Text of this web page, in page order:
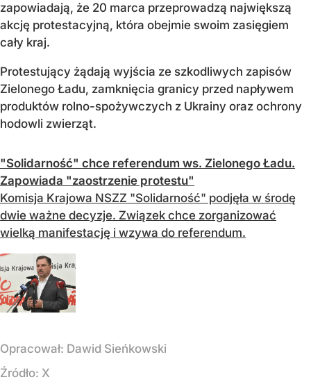
zapowiadają, że 20 marca przeprowadzą największą
akcję protestacyjną, która obejmie swoim zasięgiem
cały kraj.
Protestujący żądają wyjścia ze szkodliwych zapisów
Zielonego Ładu, zamknięcia granicy przed napływem
produktów rolno-spożywczych z Ukrainy oraz ochrony
hodowli zwierząt.
"Solidarność" chce referendum ws. Zielonego Ładu.
Zapowiada "zaostrzenie protestu"
Komisja Krajowa NSZZ "Solidarność" podjęła w środę
dwie ważne decyzje. Związek chce zorganizować
wielką manifestację i wzywa do referendum.
Opracował: Dawid Sieńkowski
Źródło: X